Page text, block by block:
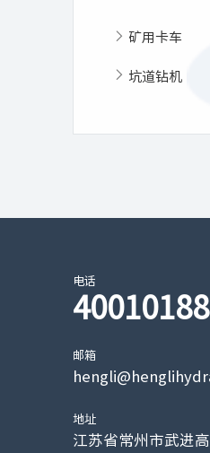
矿用卡车
坑道钻机
电话
邮箱
地址
江苏省常州市武进